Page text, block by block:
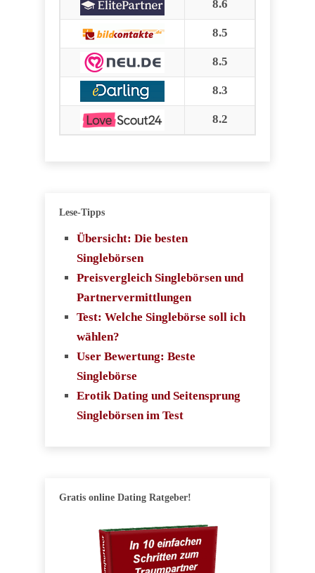
8.6
8.5
8.5
8.3
8.2
Lese-Tipps
Übersicht: Die besten
Singlebörsen
Preisvergleich Singlebörsen und
Partnervermittlungen
Test: Welche Singlebörse soll ich
wählen?
User Bewertung: Beste
Singlebörse
Erotik Dating und Seitensprung
Singlebörsen im Test
Gratis online Dating Ratgeber!